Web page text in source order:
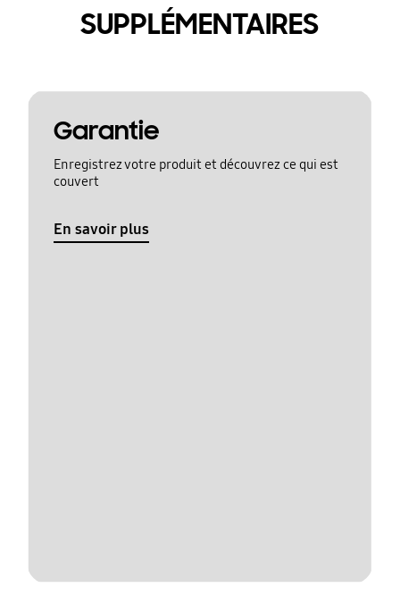
SUPPLÉMENTAIRES
Garantie
Enregistrez votre produit et découvrez ce qui est
couvert
En savoir plus